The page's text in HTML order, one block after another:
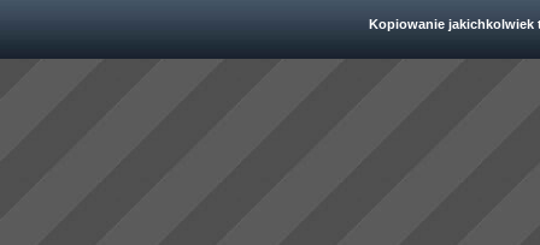
Kopiowanie